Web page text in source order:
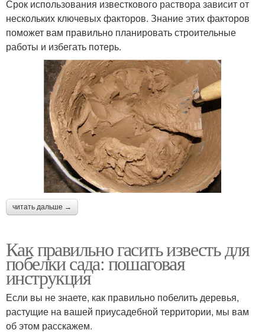
Срок использования известкового раствора зависит от
нескольких ключевых факторов. Знание этих факторов
поможет вам правильно планировать строительные
работы и избегать потерь.
читать дальше →
Как правильно гасить известь для
побелки сада: пошаговая
инструкция
Если вы не знаете, как правильно побелить деревья,
растущие на вашей приусадебной территории, мы вам
об этом расскажем.